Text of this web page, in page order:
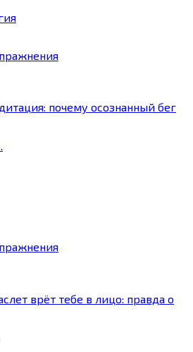
почему осознанный бег
врёт тебе в лицо: правда о